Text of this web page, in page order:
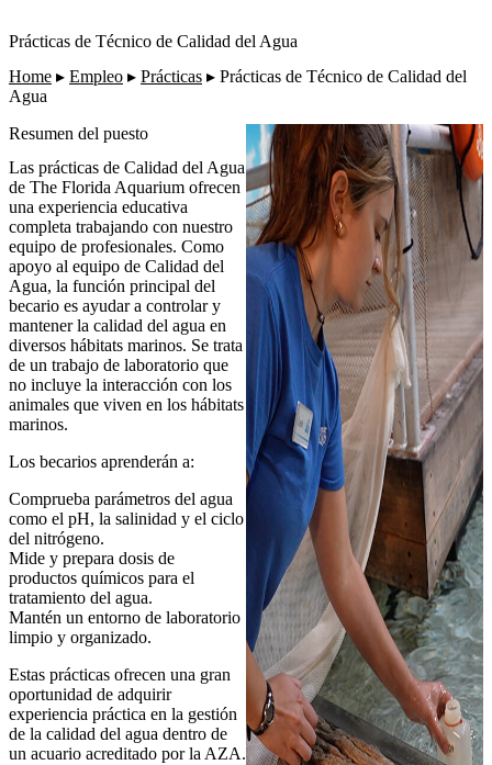
Prácticas de Técnico de Calidad del Agua
Home ▸ Empleo ▸ Prácticas ▸ Prácticas de Técnico de Calidad del
Agua
Resumen del puesto
Las prácticas de Calidad del Agua
de The Florida Aquarium ofrecen
una experiencia educativa
completa trabajando con nuestro
equipo de profesionales. Como
apoyo al equipo de Calidad del
Agua, la función principal del
becario es ayudar a controlar y
mantener la calidad del agua en
diversos hábitats marinos. Se trata
de un trabajo de laboratorio que
no incluye la interacción con los
animales que viven en los hábitats
marinos.
Los becarios aprenderán a:
Comprueba parámetros del agua
como el pH, la salinidad y el ciclo
del nitrógeno.
Mide y prepara dosis de
productos químicos para el
tratamiento del agua.
Mantén un entorno de laboratorio
limpio y organizado.
Estas prácticas ofrecen una gran
oportunidad de adquirir
experiencia práctica en la gestión
de la calidad del agua dentro de
un acuario acreditado por la AZA.